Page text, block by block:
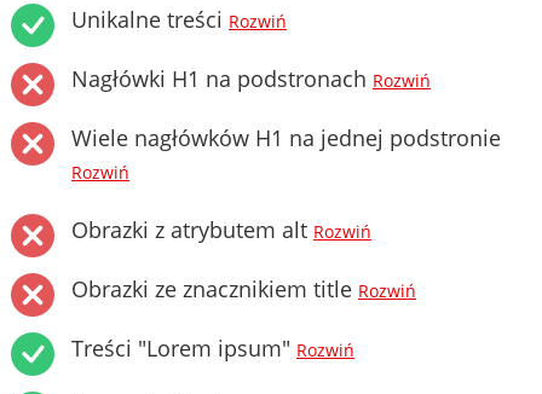
Unikalne treści Rozwiń
Nagłówki H1 na podstronach Rozwiń
Wiele nagłówków H1 na jednej podstronie
Rozwiń
Obrazki z atrybutem alt Rozwiń
Obrazki ze znacznikiem title Rozwiń
Treści "Lorem ipsum" Rozwiń